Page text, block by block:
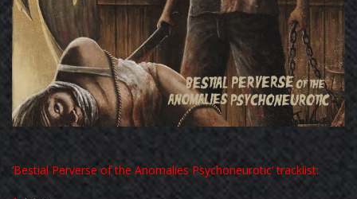
‘Bestial Perverse of the Anomalies Psychoneurotic’ tracklist: